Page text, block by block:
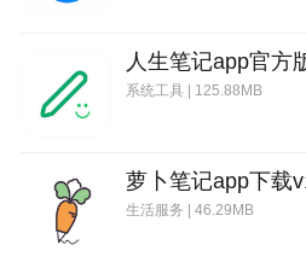
系统工具 | 125.88MB
生活服务 | 46.29MB